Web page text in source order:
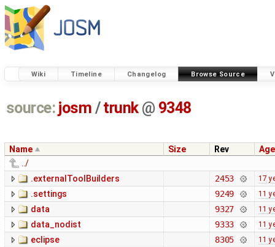
Wiki Timeline Changelog Browse Source
source: josm / trunk @ 9348
Name Size Rev
Age
../
.externalToolBuilders
2453 17
.settings 9249 11
data 9327 11
data_nodist 9333 11
eclipse 8305 11